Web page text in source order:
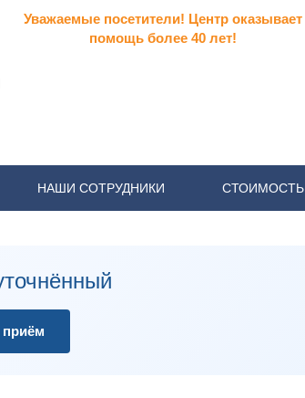
Уважаемые посетители! Центр оказывает
помощь более 40 лет!
НАШИ СОТРУДНИКИ СТОИМОСТЬ
приём